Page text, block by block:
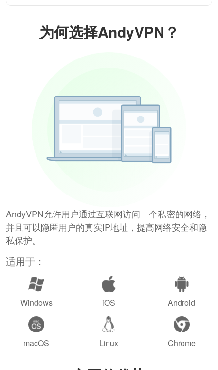
为何选择AndyVPN？
AndyVPN允许用户通过互联网访问一个私密的网络，
并且可以隐匿用户的真实IP地址，提高网络安全和隐
私保护。
适用于：
Windows iOS Android
macOS Linux Chrome